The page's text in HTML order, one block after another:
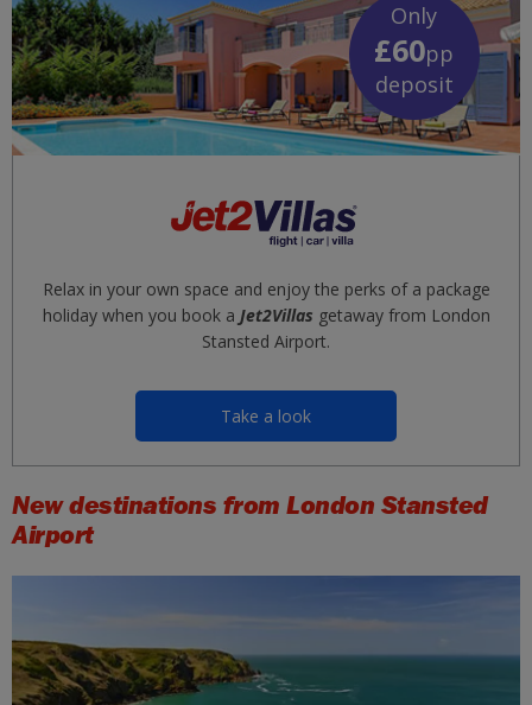
Only
£60pp
deposit
Relax in your own space and enjoy the perks of a package
holiday when you book a Jet2Villas getaway from London
Stansted Airport.
Take a look
New destinations from London Stansted
Airport